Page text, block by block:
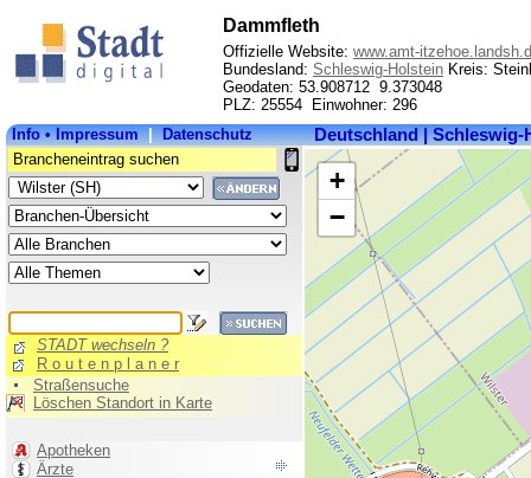
Dammfleth
Offizielle Website: www.amt-
Bundesland: Schleswig-Holstein Kreis:
Geodaten: 53.908712 9.373048
PLZ: 25554 Einwohner: 296